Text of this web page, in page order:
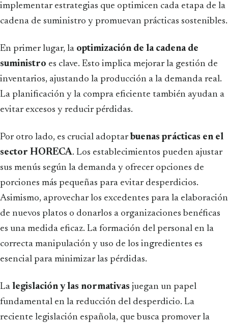
implementar estrategias que optimicen cada etapa de la
cadena de suministro y promuevan prácticas sostenibles.
En primer lugar, la optimización de la cadena de
suministro es clave. Esto implica mejorar la gestión de
inventarios, ajustando la producción a la demanda real.
La planificación y la compra eficiente también ayudan a
evitar excesos y reducir pérdidas.
Por otro lado, es crucial adoptarbuenas prácticas en el
sector HORECA. Los establecimientos pueden ajustar
sus menús según la demanda y ofrecer opciones de
porciones más pequeñas para evitar desperdicios.
Asimismo, aprovechar los excedentes para la elaboración
de nuevos platos o donarlos a organizaciones benéficas
es una medida eficaz. La formación del personal en la
correcta manipulación y uso de los ingredientes es
esencial para minimizar las pérdidas.
La legislación y las normativas juegan un papel
fundamental en la reducción del desperdicio. La
reciente legislación española, que busca promover la